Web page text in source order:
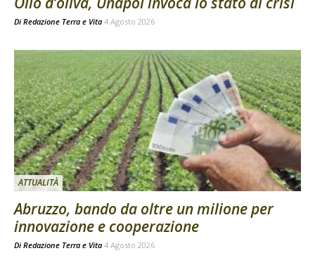
Di Redazione Terra e Vita 4 Agosto 2026
ATTUALITÀ
Abruzzo, bando da oltre un milione per
innovazione e cooperazione
Di Redazione Terra e Vita 4 Agosto 2026